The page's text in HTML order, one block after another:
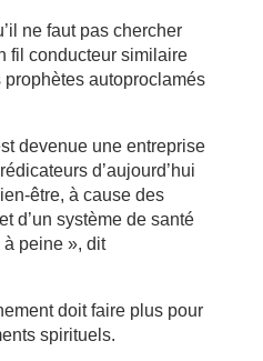
ne faut pas chercher
fil conducteur similaire
autoproclamés
devenue une entreprise
d’aujourd’hui
être, à cause des
d’un système de santé
peine », dit
doit faire plus pour
spirituels.